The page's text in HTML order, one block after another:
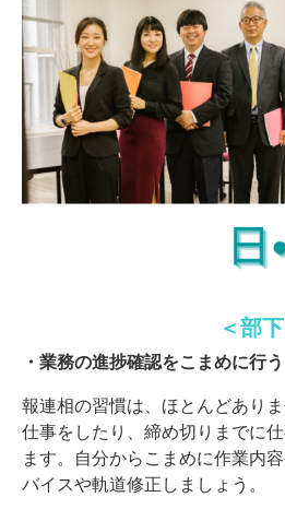
＜部
・業務の進捗確認をこまめに行う
報連相の習慣は、ほとんどあり
仕事をしたり、締め切りまでに
ます。自分からこまめに作業内
バイスや軌道修正しましょう。